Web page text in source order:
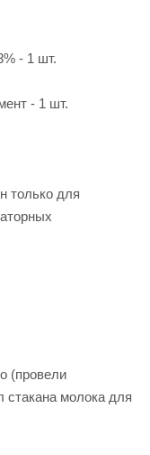
- 1 шт.
- 1 шт.
только для
(провели
стакана молока для